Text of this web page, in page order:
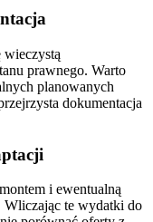
wieczystą
prawnego. Warto
planowanych
dokumentacja
i ewentualną
Wliczając te wydatki do